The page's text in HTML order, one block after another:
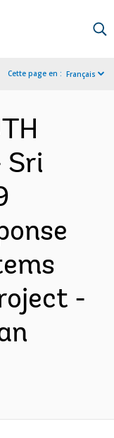
Cette page en : Français
Sri
-